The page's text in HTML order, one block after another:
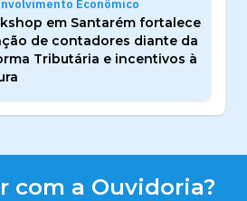
Econômico
em Santarém fortalece
de contadores diante da
Tributária e incentivos à
com a Ouvidoria?